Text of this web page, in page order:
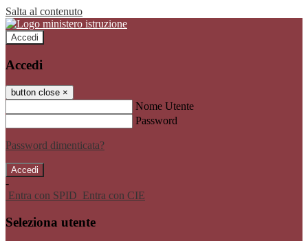
Salta al contenuto
Accedi
Accedi
button close ×
Nome Utente
Password
Password dimenticata?
-
Entra con SPID Entra con CIE
Seleziona utente